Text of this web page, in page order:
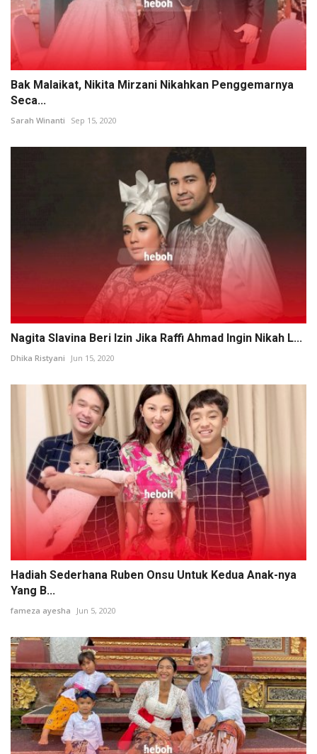
Bak Malaikat, Nikita Mirzani Nikahkan Penggemarnya
Seca...
Sarah Winanti Sep 15, 2020
Nagita Slavina Beri Izin Jika Raffi Ahmad Ingin Nikah L...
Dhika Ristyani Jun 15, 2020
Hadiah Sederhana Ruben Onsu Untuk Kedua Anak-nya
Yang B...
fameza ayesha Jun 5, 2020